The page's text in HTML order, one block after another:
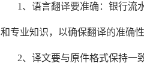
1、语言翻译要准确：银行流
和专业知识，以确保翻译的准确性
2、译文要与原件格式保持一